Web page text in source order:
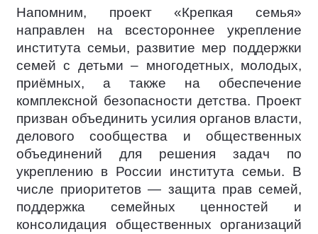
Напомним, проект «Крепкая семья»
направлен на всестороннее укрепление
института семьи, развитие мер поддержки
семей с детьми – многодетных, молодых,
приёмных, а также на обеспечение
комплексной безопасности детства. Проект
призван объединить усилия органов власти,
делового сообщества и общественных
объединений для решения задач по
укреплению в России института семьи. В
числе приоритетов — защита прав семей,
поддержка семейных ценностей и
консолидация общественных организаций